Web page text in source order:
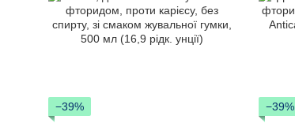
−39% −39%